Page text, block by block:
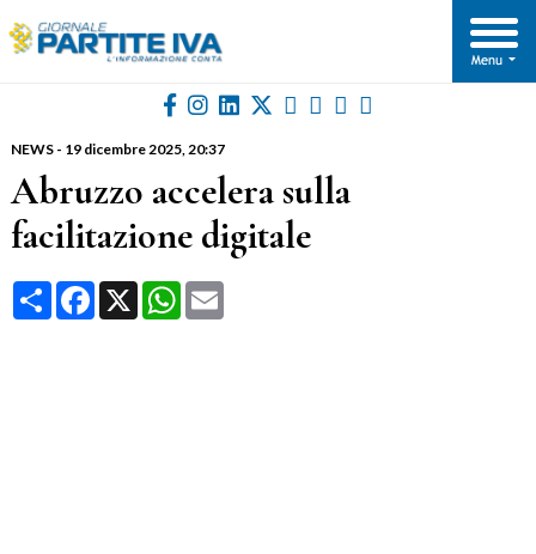
NEWS- 19 dicembre 2025, 20:37
Abruzzo accelera sulla
facilitazione digitale
CondividiFacebook
X WhatsApp
Email